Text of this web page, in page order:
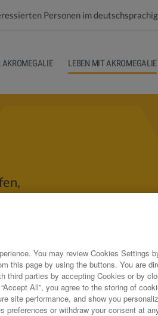
Personen im
AKROMEGALIE LEBEN MIT AKROMEGALIE
über
You may review Cookies Settings
this page by using the buttons. You are
third parties by accepting Cookies or by
All”, you agree to the storing of
site performance, and show you
preferences or withdraw your consent at